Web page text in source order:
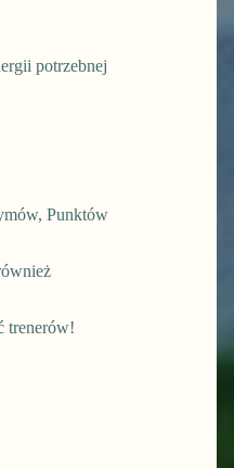
potrzebnej
Punktów
trenerów!